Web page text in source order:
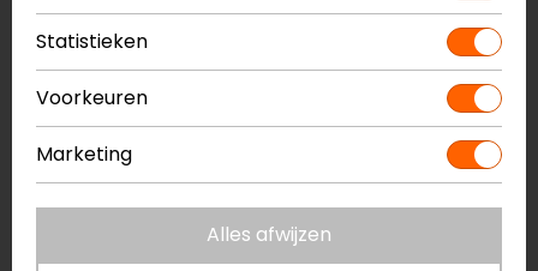
Meer informatie nodig?
Heb je meer informatie nodig over dit product?
Neem dancontact
met ons op of kom langs in één
vanonze winkelsin Breda, Capelle aan den IJssel,
Eindhoven, Vianen of Apeldoorn. In de winkels kun je
het product bekijken & passen en staan onze
verkoopmedewerkers voor je klaar met advies.
systeemhelmen.
Statistieken
Voorkeuren
Marketing
Alles afwijzen